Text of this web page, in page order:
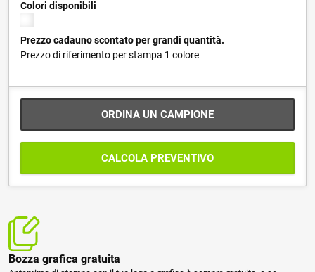
Colori disponibili
Prezzo cadauno scontato per grandi quantità.
Prezzo di riferimento per stampa 1 colore
ORDINA UN CAMPIONE
CALCOLA PREVENTIVO
Bozza grafica gratuita